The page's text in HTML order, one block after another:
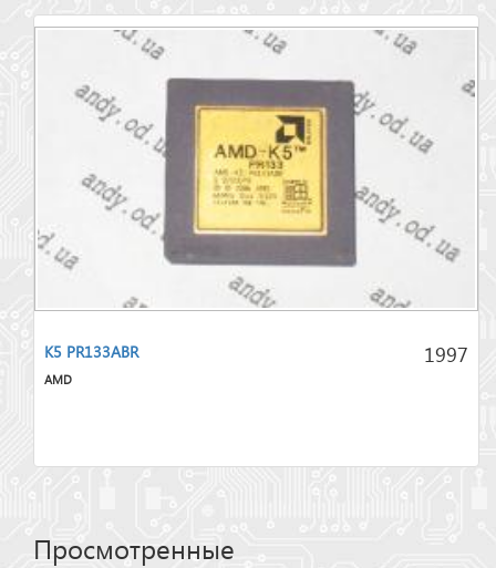
1997
K5 PR133ABR
AMD
Просмотренные